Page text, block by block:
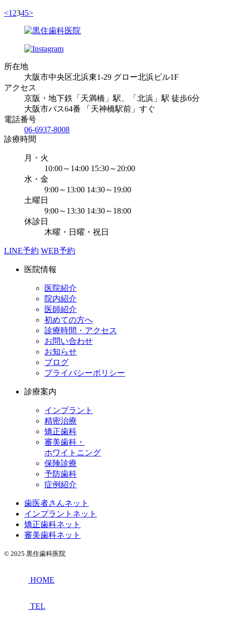
<1 2345>
所在地
大阪市中央区北浜東1-29 グロー北浜ビル1F
アクセス
京阪・地下鉄「天満橋」駅、「北浜」駅 徒歩6分
大阪市バス64番 「天神橋駅前」すぐ
電話番号
06-6937-8008
診療時間
月・火
10:00～14:00 15:30～20:00
水・金
9:00～13:00 14:30～19:00
土曜日
9:00～13:30 14:30～18:00
休診日
木曜・日曜・祝日
LINE予約 WEB予約
医院情報
医院紹介
院内紹介
医師紹介
初めての方へ
診療時間・アクセス
お問い合わせ
お知らせ
ブログ
プライバシーポリシー
診療案内
インプラント
精密治療
矯正歯科
審美歯科・
ホワイトニング
保険診療
予防歯科
症例紹介
歯医者さんネット
インプラントネット
矯正歯科ネット
審美歯科ネット
© 2025 黒住歯科医院
HOME
TEL